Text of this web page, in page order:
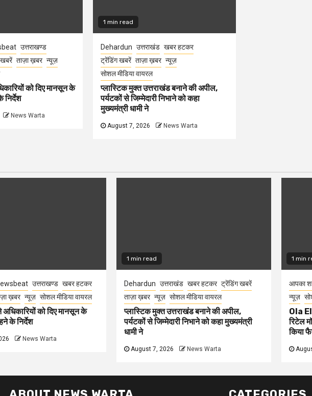
उत्तराखण्ड
ताज़ा ख़बर न्यूज़
को दिए मानसून के
निर्देश
News Warta
1 min read
Dehardun उत्तराखंड खबर हटकर
ट्रेंडिंग खबरें ताज़ा ख़बर न्यूज़
सोशल मीडिया वायरल
प्लास्टिक मुक्त उत्तराखंड बनाने की अपील,
पर्यटकों से जिम्मेदारी निभाने को कहा
मुख्यमंत्री धामी ने
August 7, 2026 News Warta
उत्तराखण्ड खबर हटकर
ख़बर न्यूज़ सोशल मीडिया वायरल
अधिकारियों को दिए मानसून के
के निर्देश
News Warta
1 min read
Dehardun उत्तराखंड खबर हटकर ट्रेंडिंग खबरें
ताज़ा ख़बर न्यूज़ सोशल मीडिया वायरल
प्लास्टिक मुक्त उत्तराखंड बनाने की अपील,
पर्यटकों से जिम्मेदारी निभाने को कहा मुख्यमंत्री
धामी ने
August 7, 2026 News Warta
1 min
आपका
न्यूज़
Ola
रिटेल
किया